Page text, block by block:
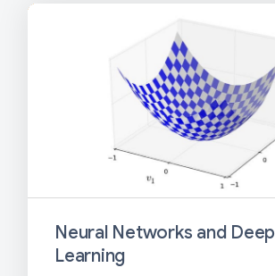
Neural Networks and Deep
Learning